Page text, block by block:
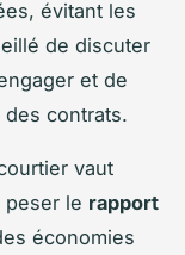
évitant les
de discuter
et de
contrats.
vaut
peser le rapport
économies